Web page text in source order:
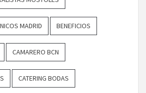
MADRID BENEFICIOS
CAMARERO BCN
CATERING BODAS